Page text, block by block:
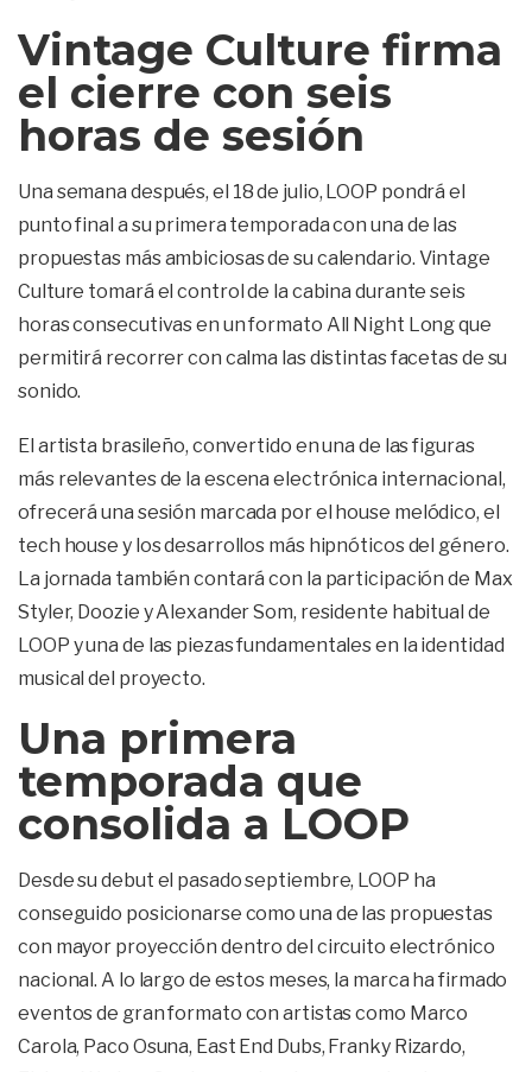
Vintage Culture firma
el cierre con seis
horas de sesión
Una semana después, el 18 de julio, LOOP pondrá el
punto final a su primera temporada con una de las
propuestas más ambiciosas de su calendario. Vintage
Culture tomará el control de la cabina durante seis
horas consecutivas en un formato All Night Long que
permitirá recorrer con calma las distintas facetas de su
sonido.
El artista brasileño, convertido en una de las figuras
más relevantes de la escena electrónica internacional,
ofrecerá una sesión marcada por el house melódico, el
tech house y los desarrollos más hipnóticos del género.
La jornada también contará con la participación de Max
Styler, Doozie y Alexander Som, residente habitual de
LOOP y una de las piezas fundamentales en la identidad
musical del proyecto.
Una primera
temporada que
consolida a LOOP
Desde su debut el pasado septiembre, LOOP ha
conseguido posicionarse como una de las propuestas
con mayor proyección dentro del circuito electrónico
nacional. A lo largo de estos meses, la marca ha firmado
eventos de gran formato con artistas como Marco
Carola, Paco Osuna, East End Dubs, Franky Rizardo,